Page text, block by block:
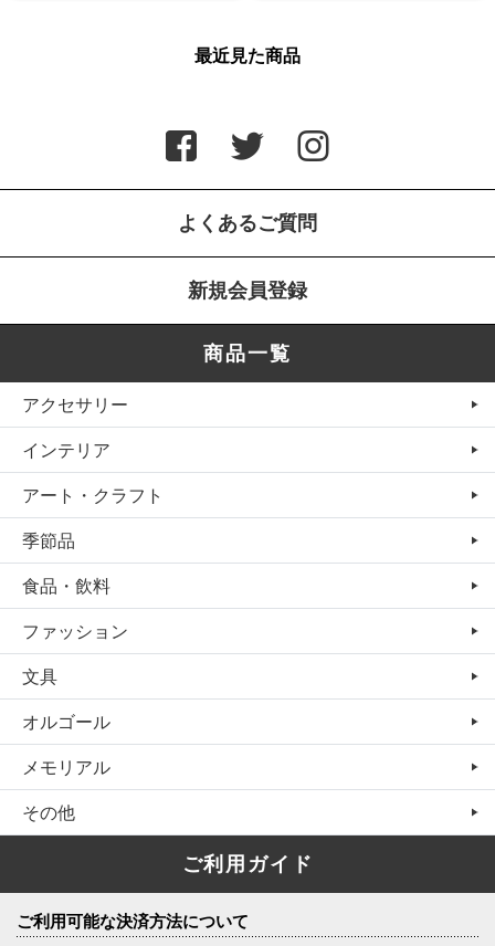
最近見た商品
よくあるご質問
新規会員登録
商品一覧
アクセサリー
インテリア
アート・クラフト
季節品
食品・飲料
ファッション
文具
オルゴール
メモリアル
その他
ご利用ガイド
ご利用可能な決済方法について